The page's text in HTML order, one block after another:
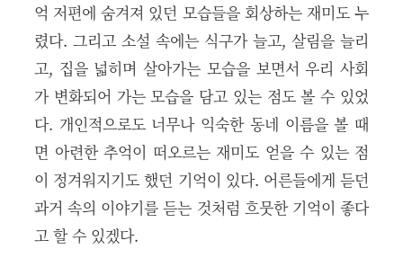
억 저편에 숨겨져 있던 모습들을 회상하는 재미도 누
렸다. 그리고 소설 속에는 식구가 늘고, 살림을 늘리
고, 집을 넓히며 살아가는 모습을 보면서 우리 사회
가 변화되어 가는 모습을 담고 있는 점도 볼 수 있었
다. 개인적으로도 너무나 익숙한 동네 이름을 볼 때
면 아련한 추억이 떠오르는 재미도 얻을 수 있는 점
이 정겨워지기도 했던 기억이 있다. 어른들에게 듣던
과거 속의 이야기를 듣는 것처럼 흐뭇한 기억이 좋다
고 할 수 있겠다.